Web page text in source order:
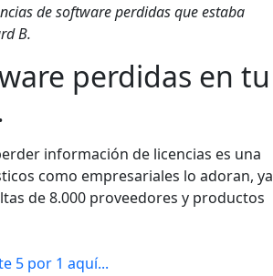
de software perdidas que estaba
B.
perdidas en tu
información de licencias es una
como empresariales lo adoran, ya
de 8.000 proveedores y productos
5 por 1 aquí...